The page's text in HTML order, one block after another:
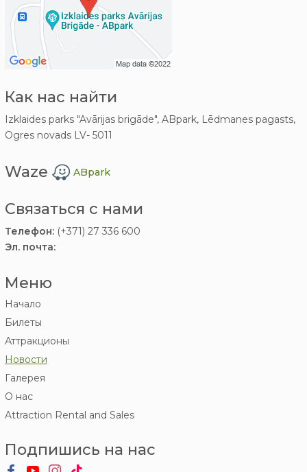
Как нас найти
Izklaides parks "Avārijas brigāde", ABpark, Lēdmanes pagasts,
Ogres novads LV- 5011
Waze ABpark
Связаться с нами
Телефон:(+371) 27 336 600
Эл. почта:
Меню
Начало
Билеты
Аттракционы
Новости
Галерея
О нас
Attraction Rental and Sales
Подпишись на нас